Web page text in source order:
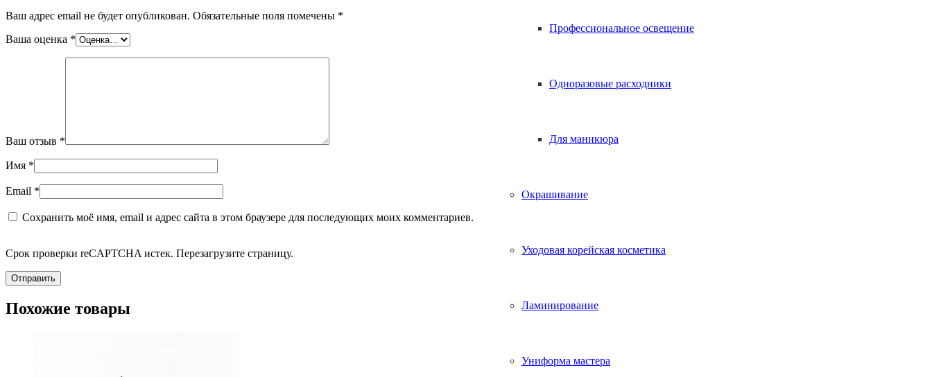
Профессиональное освещение
Одноразовые расходники
Для маникюра
Окрашивание
Уходовая корейская косметика
Ламинирование
Униформа мастера
Ваш адрес email не будет опубликован. Обязательные поля помечены *
Ваша оценка *
Ваш отзыв *
Имя *
Email *
Сохранить моё имя, email и адрес сайта в этом браузере для последующих моих комментариев.
Срок проверки reCAPTCHA истек. Перезагрузите страницу.
Похожие товары